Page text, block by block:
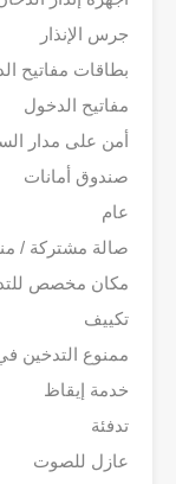
جرس الإنذار
بطاقات مفاتيح
مفاتيح الدخول
أمن على مدار
صندوق أمانات
عام
صالة مشتركة /
مكان مخصص
تكييف
ممنوع التدخين
خدمة إيقاظ
تدفئة
عازل للصوت